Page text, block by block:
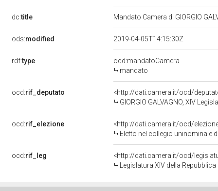
dc:title Mandato Camera di GIORGIO
ods:modified 2019-04-05T14:15:30Z
rdf:type
ocd:mandatoCamera
mandato
ocd:rif_deputato
<http://dati.camera.it/ocd/
GIORGIO GALVAGNO, XIV
ocd:rif_elezione
<http://dati.camera.it/ocd/
Eletto nel collegio uninominale
ocd:rif_leg
<http://dati.camera.it/ocd/
Legislatura XIV della